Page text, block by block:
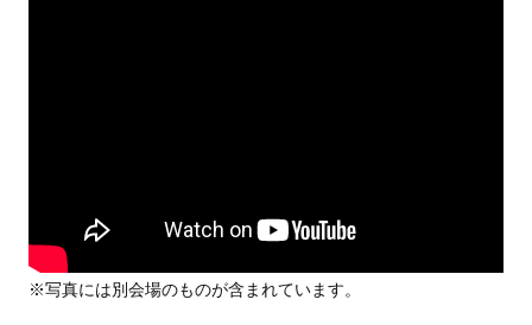
※写真には別会場のものが含まれています。